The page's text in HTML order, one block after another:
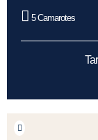
5 Camarotes